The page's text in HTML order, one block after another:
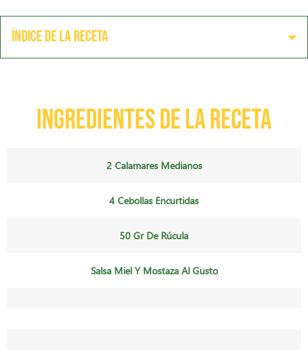
Índice de la receta
Ingredientes de la receta
2 Calamares Medianos
4 Cebollas Encurtidas
50 Gr De Rúcula
Salsa Miel Y Mostaza Al Gusto